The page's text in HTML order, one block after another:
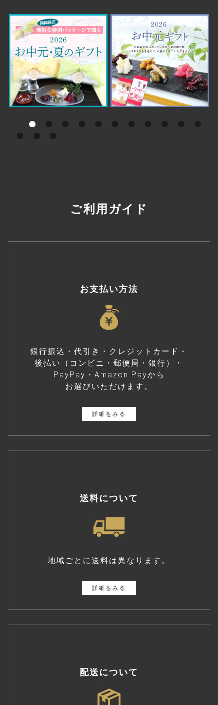
ご利用ガイド
お支払い方法
銀行振込・代引き・クレジットカード・
後払い（コンビニ・郵便局・銀行）・
PayPay・Amazon Payから
お選びいただけます。
詳細をみる
送料について
地域ごとに送料は異なります。
詳細をみる
配送について